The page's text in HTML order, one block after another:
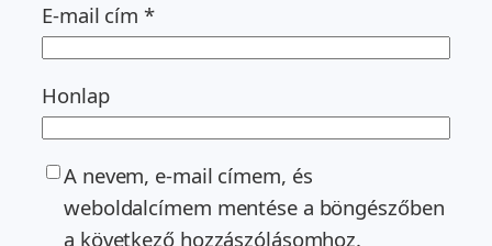
E-mail cím *
Honlap
A nevem, e-mail címem, és
weboldalcímem mentése a böngészőben
a következő hozzászólásomhoz.